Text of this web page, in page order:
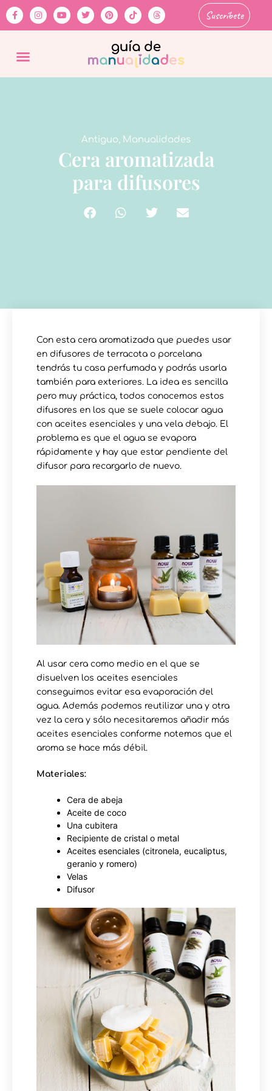
Suscríbete
Antiguo, Manualidades
Cera aromatizada
para difusores
Con esta cera aromatizada que puedes usar
en difusores de terracota o porcelana
tendrás tu casa perfumada y podrás usarla
también para exteriores. La idea es sencilla
pero muy práctica, todos conocemos estos
difusores en los que se suele colocar agua
con aceites esenciales y una vela debajo. El
problema es que el agua se evapora
rápidamente y hay que estar pendiente del
difusor para recargarlo de nuevo.
Al usar cera como medio en el que se
disuelven los aceites esenciales
conseguimos evitar esa evaporación del
agua. Además podemos reutilizar una y otra
vez la cera y sólo necesitaremos añadir más
aceites esenciales conforme notemos que el
aroma se hace más débil.
Materiales:
Cera de abeja
Aceite de coco
Una cubitera
Recipiente de cristal o metal
Aceites esenciales (citronela, eucaliptus,
geranio y romero)
Velas
Difusor